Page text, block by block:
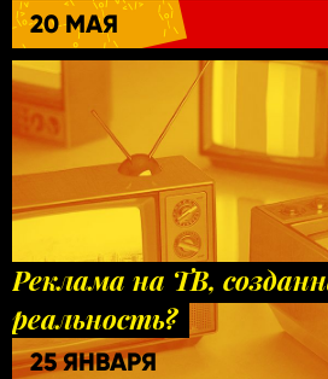
20 МАЯ
Реклама на ТВ,
реальность?
25 ЯНВАРЯ